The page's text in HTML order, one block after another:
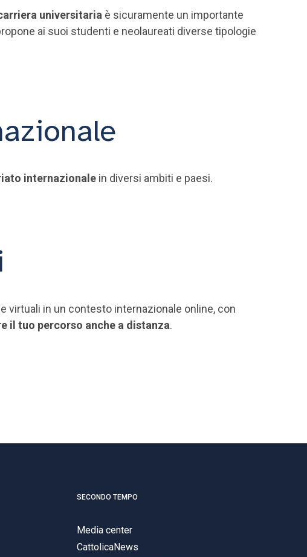
universitaria è sicuramente un importante
ai suoi studenti e neolaureati diverse tipologie
internazionale in diversi ambiti e paesi.
virtuali in un contesto internazionale online, con
il tuo percorso anche a distanza.
SECONDO TEMPO
Media center
CattolicaNews